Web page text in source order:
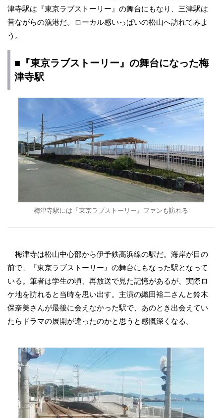
津寺駅は『東京ラブストーリー』の舞台にもなり、三津駅は
昔ながらの漁港だ。ローカル感いっぱいの松山へ訪れてみよ
う。
■『東京ラブストーリー』の舞台になった梅
津寺駅
梅津寺駅には『東京ラブストーリー』ファンも訪れる
梅津寺は松山中心部から伊予鉄高浜線の駅だ。海岸が目の
前で、『東京ラブストーリー』の舞台にもなった駅となって
いる。筆者は学生の頃、再放送で見た記憶があるが、実際ロ
ケ地を訪れると当時を思い出す。主演の織田裕二さんと鈴木
保奈美さんが最後に会えなかった駅で、あのとき出会えてい
たらドラマの展開が違ったのかと思うと感慨深くなる。